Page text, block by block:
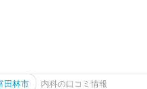
田林市 内科の口コミ情報